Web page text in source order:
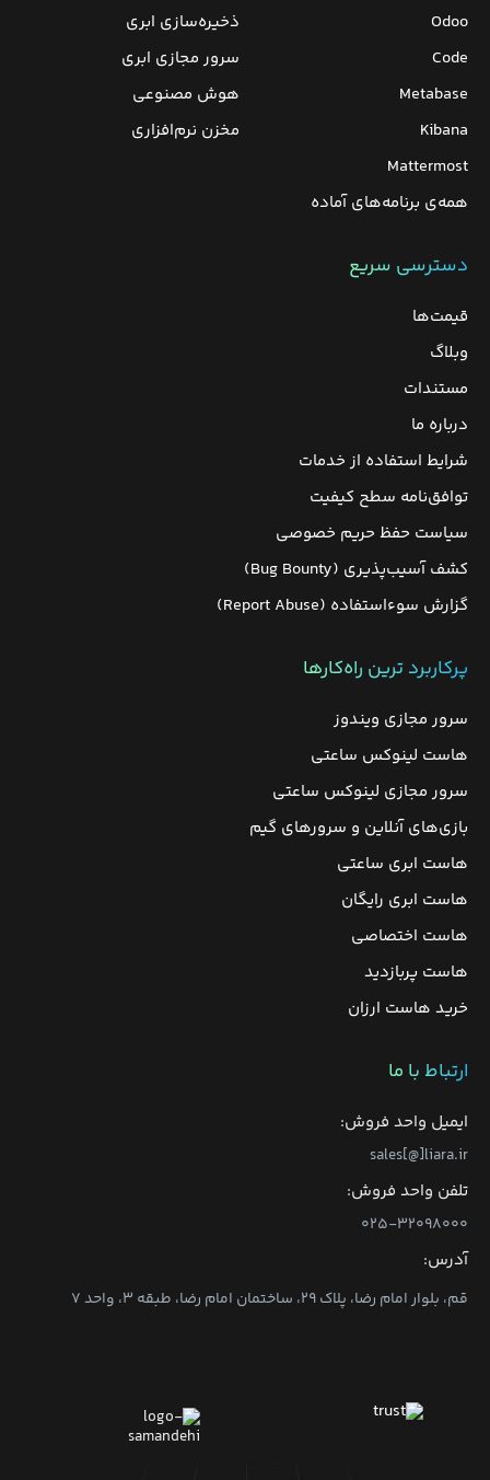
Odoo
Code
Metabase
Kibana
Mattermost
همه‌ی برنامه‌های آماده
ذخیره‌سازی ابری
سرور مجازی ابری
هوش مصنوعی
مخزن نرم‌افزاری
دسترسی سریع
قیمت‌ها
وبلاگ
مستندات
درباره ما
شرایط استفاده از خدمات
توافق‌نامه سطح کیفیت
سیاست حفظ حریم خصوصی
کشف آسیب‌پذیری (Bug Bounty)
گزارش سوءاستفاده (Report Abuse)
پرکاربرد ترین راه‌کارها
سرور مجازی ویندوز
هاست لینوکس ساعتی
سرور مجازی لینوکس ساعتی
بازی‌های آنلاین و سرورهای گیم
هاست ابری ساعتی
هاست ابری رایگان
هاست اختصاصی
هاست پربازدید
خرید هاست ارزان
ارتباط با ما
ایمیل واحد فروش:
sales[@]liara.ir
تلفن واحد فروش:
۰۲۵-۳۲۰۹۸۰۰۰
آدرس:
قم، بلوار امام رضا، پلاک ۲۹، ساختمان امام رضا، طبقه ۳، واحد ۷